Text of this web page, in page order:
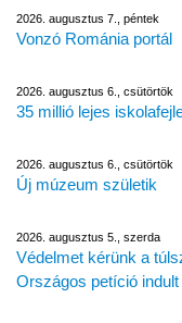
2026. augusztus 7., péntek
Vonzó Románia portál
2026. augusztus 6., csütörtök
35 millió lejes
2026. augusztus 6., csütörtök
Új múzeum születik
2026. augusztus 5., szerda
Védelmet kérünk a
Országos petíció